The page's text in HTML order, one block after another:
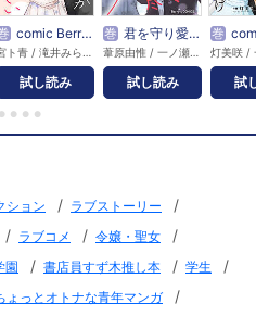
comic Berry’sカノジョは俺が嫌いらしい
試し読み
巻 君を守り愛し尽くす～冷血警視正の隠しきれない激情～
試し読み
巻 comic Berry’s愛したいのは、
試
● ● ● ●
ション / ラブストーリー /
/ ラブコメ / 令嬢・聖女 /
園 / 書店員すず木推し本 / 学生 /
ょっとオトナな青年マンガ /